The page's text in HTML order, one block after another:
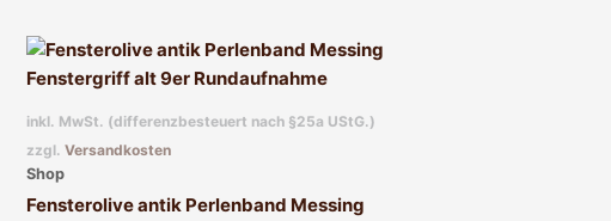
inkl. MwSt. (differenzbesteuert nach §25a UStG.)
zzgl. Versandkosten
Shop
Fensterolive antik Perlenband Messing